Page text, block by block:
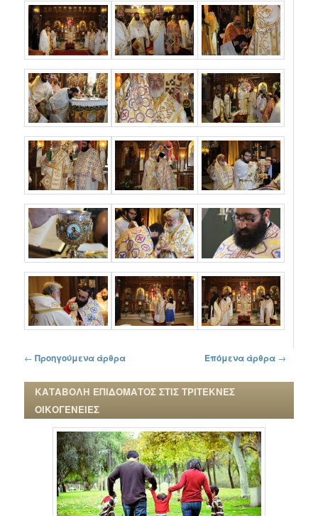
Πλοήγηση στα άρθρα
← Προηγούμενα άρθρα Επόμενα άρθρα →
ΚΑΤΑΒΟΛΗ ΕΠΙΔΟΜΑΤΟΣ ΣΤΙΣ ΤΡΙΤΕΚΝΕΣ
ΟΙΚΟΓΕΝΕΙΕΣ